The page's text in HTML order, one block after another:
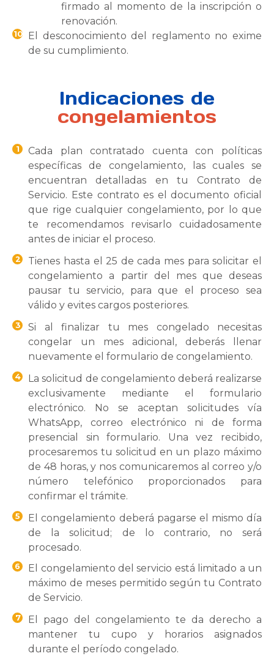
firmado al momento de la inscripción o
renovación.
10
El desconocimiento del reglamento no exime
de su cumplimiento.
Indicaciones de
congelamientos
1
Cada plan contratado cuenta con políticas
específicas de congelamiento, las cuales se
encuentran detalladas en tu Contrato de
Servicio. Este contrato es el documento oficial
que rige cualquier congelamiento, por lo que
te recomendamos revisarlo cuidadosamente
antes de iniciar el proceso.
2
Tienes hasta el 25 de cada mes para solicitar el
congelamiento a partir del mes que deseas
pausar tu servicio, para que el proceso sea
válido y evites cargos posteriores.
3
Si al finalizar tu mes congelado necesitas
congelar un mes adicional, deberás llenar
nuevamente el formulario de congelamiento.
4
La solicitud de congelamiento deberá realizarse
exclusivamente mediante el formulario
electrónico. No se aceptan solicitudes vía
WhatsApp, correo electrónico ni de forma
presencial sin formulario. Una vez recibido,
procesaremos tu solicitud en un plazo máximo
de 48 horas, y nos comunicaremos al correo y/o
número telefónico proporcionados para
confirmar el trámite.
5
El congelamiento deberá pagarse el mismo día
de la solicitud; de lo contrario, no será
procesado.
6
El congelamiento del servicio está limitado a un
máximo de meses permitido según tu Contrato
de Servicio.
7
El pago del congelamiento te da derecho a
mantener tu cupo y horarios asignados
durante el período congelado.